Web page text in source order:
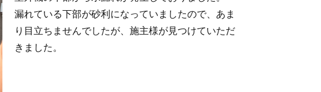
漏れている下部が砂利になっていましたので、あま
り目立ちませんでしたが、施主様が見つけていただ
きました。